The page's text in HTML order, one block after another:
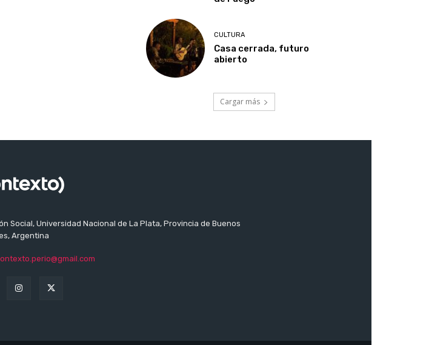
CULTURA
Casa cerrada, futuro
abierto
Cargar más
Social, Universidad Nacional de La Plata, Provincia de Buenos
Argentina